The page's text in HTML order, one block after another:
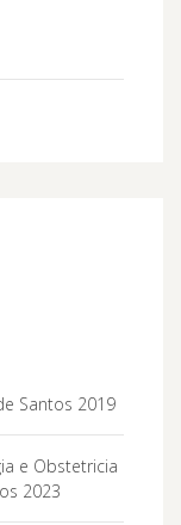
Santos 2019
e Obstetricia
2023